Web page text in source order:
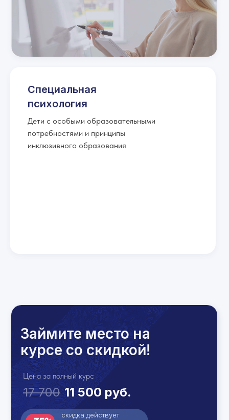
Дети с особыми образовательными
потребностями и принципы
инклюзивного образования
Специальная
психология
Цена за полный курс
11 500 руб.
17 700
Займите место на
курсе со скидкой!
скидка действует